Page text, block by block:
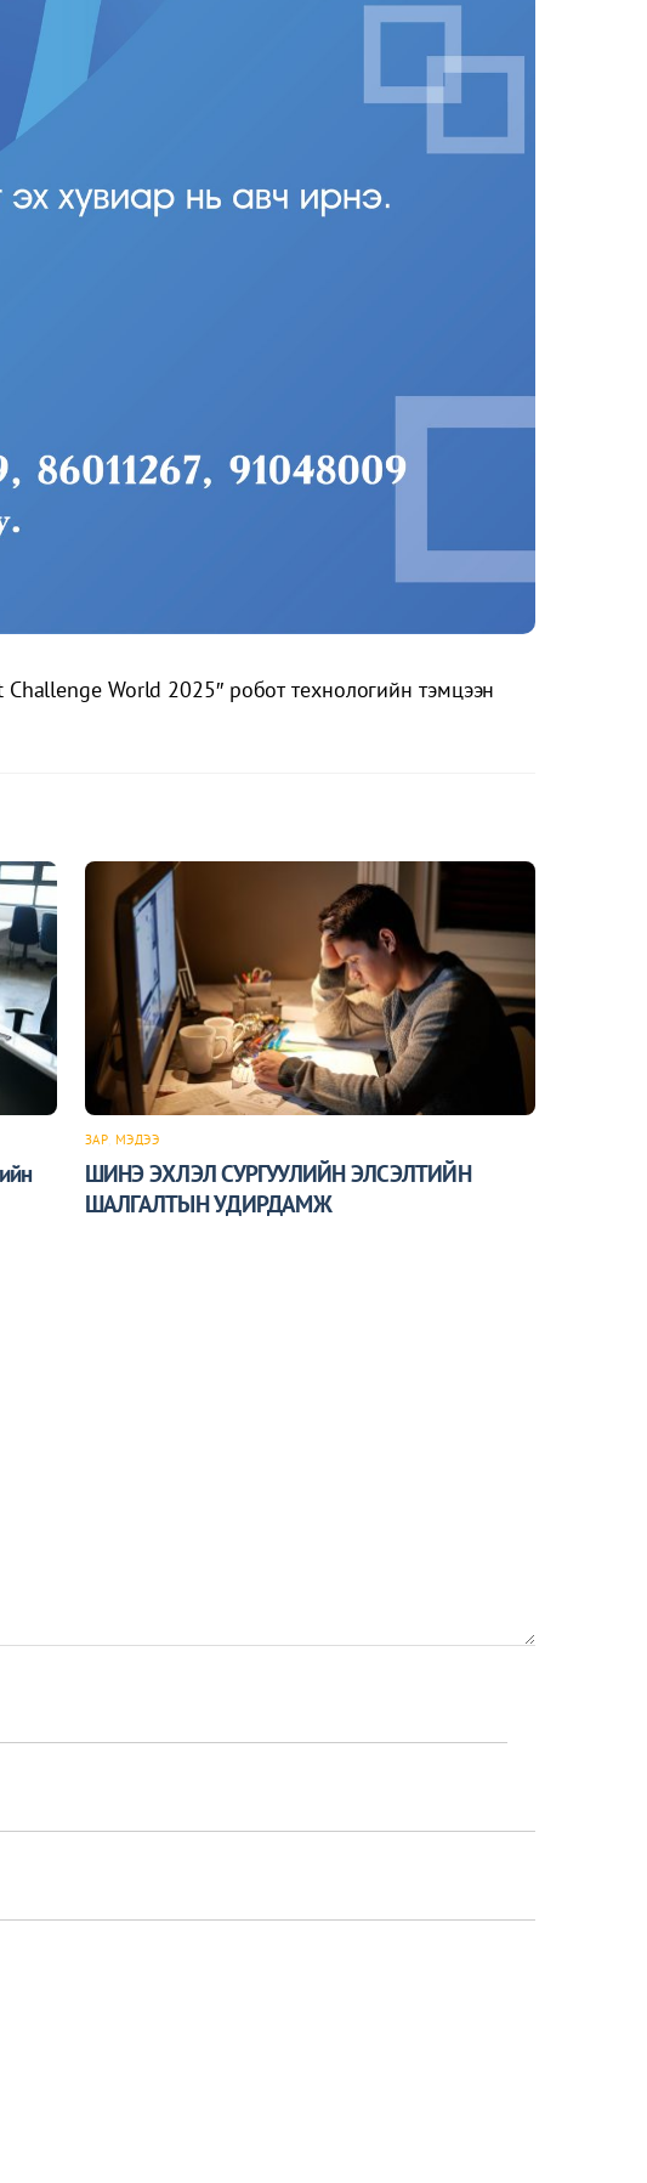
Challenge World 2025″ робот технологийн тэмцээн
ЗАР МЭДЭЭ
ШИНЭ ЭХЛЭЛ СУРГУУЛИЙН ЭЛСЭЛТИЙН
ШАЛГАЛТЫН УДИРДАМЖ